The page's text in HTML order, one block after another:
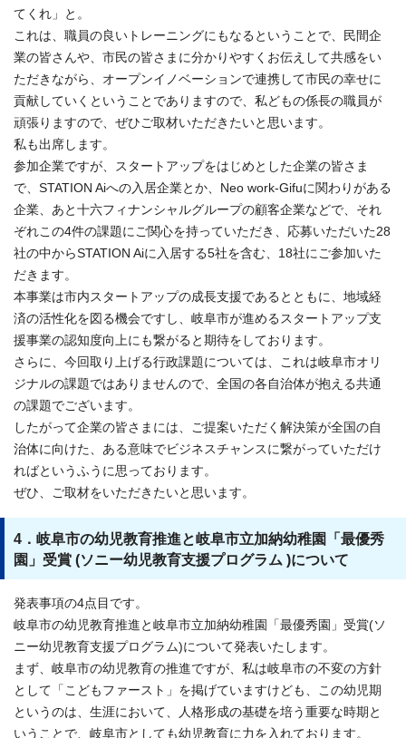
てくれ」と。
これは、職員の良いトレーニングにもなるということで、民間企
業の皆さんや、市民の皆さまに分かりやすくお伝えして共感をい
ただきながら、オープンイノベーションで連携して市民の幸せに
貢献していくということでありますので、私どもの係長の職員が
頑張りますので、ぜひご取材いただきたいと思います。
私も出席します。
参加企業ですが、スタートアップをはじめとした企業の皆さま
で、STATION Aiへの入居企業とか、Neo work-Gifuに関わりがある
企業、あと十六フィナンシャルグループの顧客企業などで、それ
ぞれこの4件の課題にご関心を持っていただき、応募いただいた28
社の中からSTATION Aiに入居する5社を含む、18社にご参加いた
だきます。
本事業は市内スタートアップの成長支援であるとともに、地域経
済の活性化を図る機会ですし、岐阜市が進めるスタートアップ支
援事業の認知度向上にも繋がると期待をしております。
さらに、今回取り上げる行政課題については、これは岐阜市オリ
ジナルの課題ではありませんので、全国の各自治体が抱える共通
の課題でございます。
したがって企業の皆さまには、ご提案いただく解決策が全国の自
治体に向けた、ある意味でビジネスチャンスに繋がっていただけ
ればというふうに思っております。
ぜひ、ご取材をいただきたいと思います。
4．岐阜市の幼児教育推進と岐阜市立加納幼稚園「最優秀
園」受賞 (ソニー幼児教育支援プログラム )について
発表事項の4点目です。
岐阜市の幼児教育推進と岐阜市立加納幼稚園「最優秀園」受賞(ソ
ニー幼児教育支援プログラム)について発表いたします。
まず、岐阜市の幼児教育の推進ですが、私は岐阜市の不変の方針
として「こどもファースト」を掲げていますけども、この幼児期
というのは、生涯において、人格形成の基礎を培う重要な時期と
いうことで、岐阜市としても幼児教育に力を入れております。